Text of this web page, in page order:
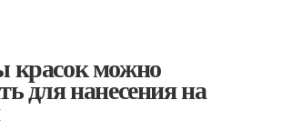
красок можно
для нанесения на